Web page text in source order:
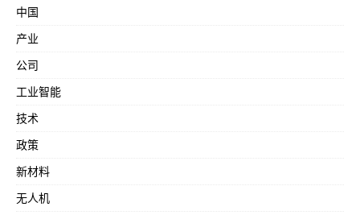
中国
产业
公司
工业智能
技术
政策
新材料
无人机